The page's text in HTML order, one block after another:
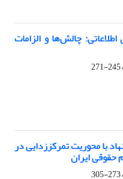
چالش‌ها و الزامات
245-271
با محوریت تمرکززدایی در
حقوقی ایران
273-305